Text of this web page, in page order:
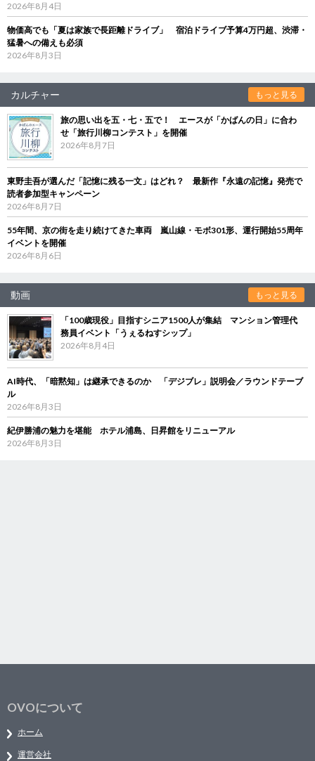
2026年8月4日
物価高でも「夏は家族で長距離ドライブ」 宿泊ドライブ予算4万円超、渋滞・
猛暑への備えも必須
2026年8月3日
カルチャー もっと見る
旅の思い出を五・七・五で！ エースが「かばんの日」に合わ
せ「旅行川柳コンテスト」を開催
2026年8月7日
東野圭吾が選んだ「記憶に残る一文」はどれ？ 最新作『永遠の記憶』発売で
読者参加型キャンペーン
2026年8月7日
55年間、京の街を走り続けてきた車両 嵐山線・モボ301形、運行開始55周年
イベントを開催
2026年8月6日
動画 もっと見る
「100歳現役」目指すシニア1500人が集結 マンション管理代
務員イベント「うぇるねすシップ」
2026年8月4日
AI時代、「暗黙知」は継承できるのか 「デジブレ」説明会／ラウンドテーブ
ル
2026年8月3日
紀伊勝浦の魅力を堪能 ホテル浦島、日昇館をリニューアル
2026年8月3日
OVOについて
ホーム
運営会社